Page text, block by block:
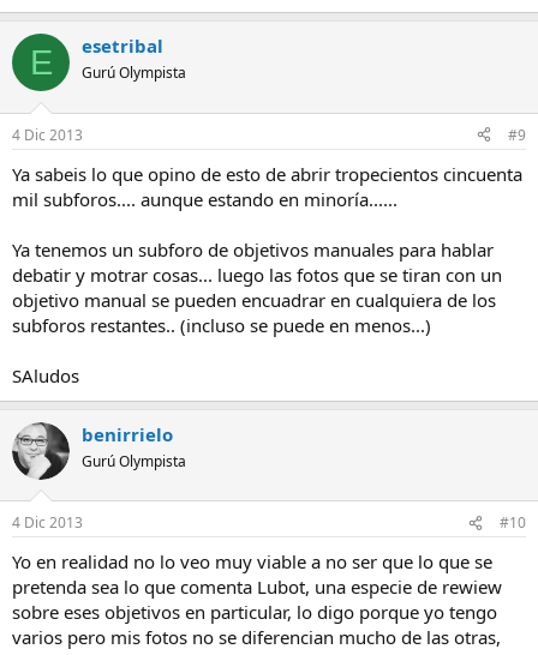
E esetribal
Gurú Olympista
4 Dic 2013 #9
Ya sabeis lo que opino de esto de abrir tropecientos cincuenta
mil subforos.... aunque estando en minoría......
Ya tenemos un subforo de objetivos manuales para hablar
debatir y motrar cosas... luego las fotos que se tiran con un
objetivo manual se pueden encuadrar en cualquiera de los
subforos restantes.. (incluso se puede en menos...)
SAludos
benirrielo
Gurú Olympista
4 Dic 2013 #10
Yo en realidad no lo veo muy viable a no ser que lo que se
pretenda sea lo que comenta Lubot, una especie de rewiew
sobre eses objetivos en particular, lo digo porque yo tengo
varios pero mis fotos no se diferencian mucho de las otras,